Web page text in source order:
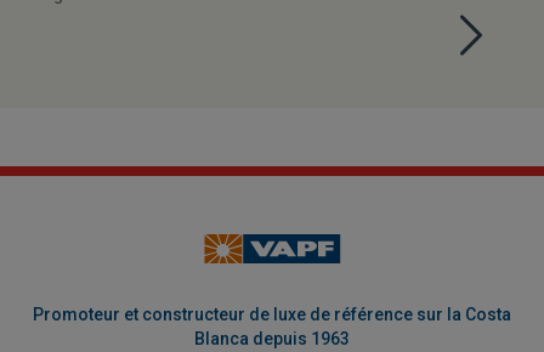
Promoteur et constructeur de luxe de référence sur la Costa
Blanca depuis 1963